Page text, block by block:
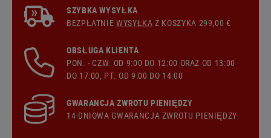
SZYBKA WYSYŁKA
BEZPŁATNIEWYSYŁKA Z KOSZYKA 299,00 €
OBSŁUGA KLIENTA
PON. - CZW. OD 9:00 DO 12:00 ORAZ OD 13:00
DO 17:00, PT. OD 9:00 DO 14:00
GWARANCJA ZWROTU PIENIĘDZY
14-DNIOWA GWARANCJA ZWROTU PIENIĘDZY